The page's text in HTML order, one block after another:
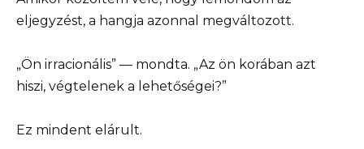
eljegyzést, a hangja azonnal megváltozott.
„Ön irracionális” — mondta. „Az ön korában azt
hiszi, végtelenek a lehetőségei?”
Ez mindent elárult.